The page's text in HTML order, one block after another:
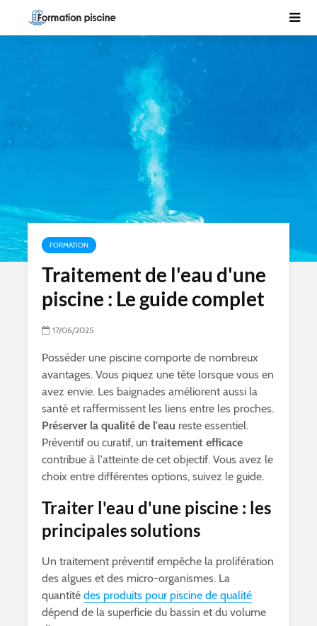
FORMATION
Traitement de l'eau d'une
piscine : Le guide complet
17/06/2025
Posséder une piscine comporte de nombreux
avantages. Vous piquez une tête lorsque vous en
avez envie. Les baignades améliorent aussi la
santé et raffermissent les liens entre les proches.
Préserver la qualité de l'eau reste essentiel.
Préventif ou curatif, un traitement efficace
contribue à l'atteinte de cet objectif. Vous avez le
choix entre différentes options, suivez le guide.
Traiter l'eau d'une piscine : les
principales solutions
Un traitement préventif empêche la prolifération
des algues et des micro-organismes. La
quantité des produits pour piscine de qualité
dépend de la superficie du bassin et du volume